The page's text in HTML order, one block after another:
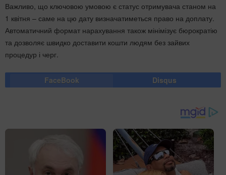
Важливо, що ключовою умовою є статус отримувача станом на
1 квітня – саме на цю дату визначатиметься право на доплату.
Автоматичний формат нарахування також мінімізує бюрократію
та дозволяє швидко доставити кошти людям без зайвих
процедур і черг.
FaceBook Disqus